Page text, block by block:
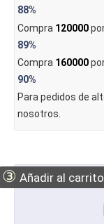
88%
Compra 120000
89%
Compra 160000
90%
Para pedidos de
nosotros.
③ Añadir al carrito